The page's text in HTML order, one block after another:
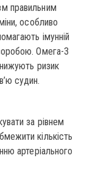
правильним
особливо
імунній
Омега-3
ризик
судин.
за рівнем
кількість
артеріального